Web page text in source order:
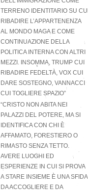
TERRENO IDENTITARIO SU CUI
RIBADIRE L’APPARTENENZA
AL MONDO MAGA E COME
CONTINUAZIONE DELLA
POLITICA INTERNA CON ALTRI
MEZZI. INSOMMA, TRUMP CUI
RIBADIRE FEDELTÀ, VOX CUI
DARE SOSTEGNO, VANNACCI
CUI TOGLIERE SPAZIO”
“CRISTO NON ABITA NEI
PALAZZI DEL POTERE, MA SI
IDENTIFICA CON CHI È
AFFAMATO, FORESTIERO O
RIMASTO SENZA TETTO.
AVERE LUOGHI ED
ESPERIENZE IN CUI SI PROVA
A STARE INSIEME È UNA SFIDA
DA ACCOGLIERE E DA